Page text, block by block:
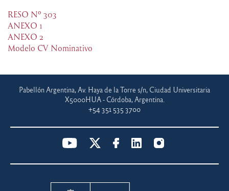
RESO Nº 303
ANEXO 1
ANEXO 2
Modelo CV Nominativo
Pabellón Argentina, Av. Haya de la Torre s/n, Ciudad Universitaria
X5000HUA - Córdoba, Argentina.
+54 351 535 3700